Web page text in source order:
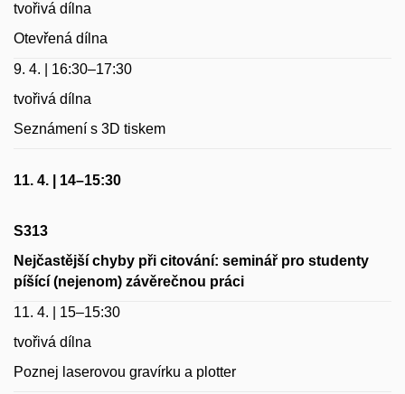
tvořivá dílna
Otevřená dílna
9. 4. | 16:30–17:30
tvořivá dílna
Seznámení s 3D tiskem
11. 4. | 14–15:30
S313
Nejčastější chyby při citování: seminář pro studenty
píšící (nejenom) závěrečnou práci
11. 4. | 15–15:30
tvořivá dílna
Poznej laserovou gravírku a plotter